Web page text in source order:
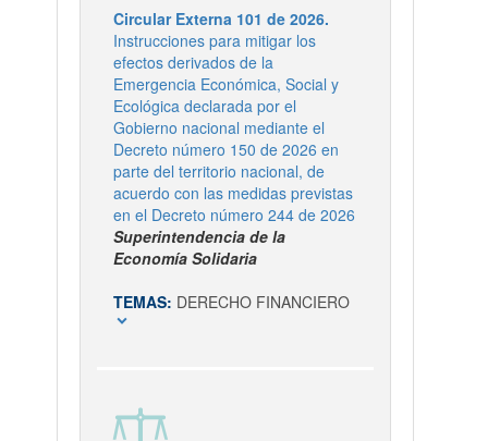
Circular Externa 101 de 2026.
Instrucciones para mitigar los
efectos derivados de la
Emergencia Económica, Social y
Ecológica declarada por el
Gobierno nacional mediante el
Decreto número 150 de 2026 en
parte del territorio nacional, de
acuerdo con las medidas previstas
en el Decreto número 244 de 2026
Superintendencia de la
Economía Solidaria
TEMAS: DERECHO FINANCIERO
expand_more